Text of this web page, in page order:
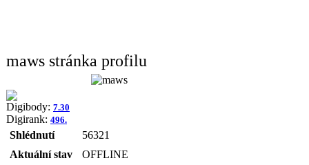
maws stránka profilu
Digibody: 7.30
Digirank: 496.
Shlédnutí
56321
Aktuální stav
OFFLINE